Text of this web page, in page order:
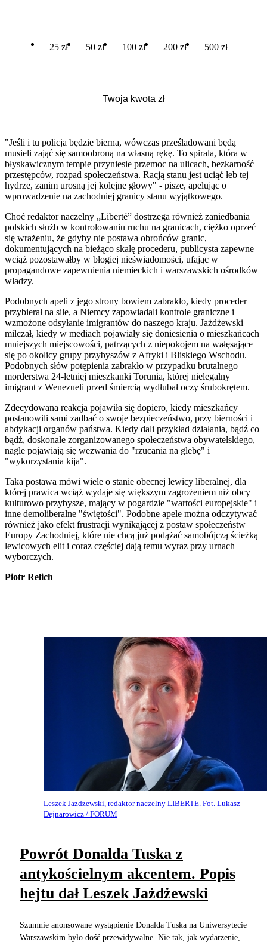
25 zł 50 zł 100 zł 200 zł 500 zł
"Jeśli i tu policja będzie bierna, wówczas prześladowani będą
musieli zająć się samoobroną na własną rękę. To spirala, która w
błyskawicznym tempie przyniesie przemoc na ulicach, bezkarność
przestępców, rozpad społeczeństwa. Racją stanu jest uciąć łeb tej
hydrze, zanim urosną jej kolejne głowy" - pisze, apelując o
wprowadzenie na zachodniej granicy stanu wyjątkowego.
Choć redaktor naczelny „Liberté” dostrzega również zaniedbania
polskich służb w kontrolowaniu ruchu na granicach, ciężko oprzeć
się wrażeniu, że gdyby nie postawa obrońców granic,
dokumentujących na bieżąco skalę procederu, publicysta zapewne
wciąż pozostawałby w błogiej nieświadomości, ufając w
propagandowe zapewnienia niemieckich i warszawskich ośrodków
władzy.
Podobnych apeli z jego strony bowiem zabrakło, kiedy proceder
przybierał na sile, a Niemcy zapowiadali kontrole graniczne i
wzmożone odsyłanie imigrantów do naszego kraju. Jażdżewski
milczał, kiedy w mediach pojawiały się doniesienia o mieszkańcach
mniejszych miejscowości, patrzących z niepokojem na wałęsające
się po okolicy grupy przybyszów z Afryki i Bliskiego Wschodu.
Podobnych słów potępienia zabrakło w przypadku brutalnego
morderstwa 24-letniej mieszkanki Torunia, której nielegalny
imigrant z Wenezueli przed śmiercią wydłubał oczy śrubokrętem.
Zdecydowana reakcja pojawiła się dopiero, kiedy mieszkańcy
postanowili sami zadbać o swoje bezpieczeństwo, przy bierności i
abdykacji organów państwa. Kiedy dali przykład działania, bądź co
bądź, doskonale zorganizowanego społeczeństwa obywatelskiego,
nagle pojawiają się wezwania do "rzucania na glebę" i
"wykorzystania kija".
Taka postawa mówi wiele o stanie obecnej lewicy liberalnej, dla
której prawica wciąż wydaje się większym zagrożeniem niż obcy
kulturowo przybysze, mający w pogardzie "wartości europejskie" i
inne demoliberalne "świętości". Podobne apele można odczytywać
również jako efekt frustracji wynikającej z postaw społeczeństw
Europy Zachodniej, które nie chcą już podążać samobójczą ścieżką
lewicowych elit i coraz częściej dają temu wyraz przy urnach
wyborczych.
Piotr Relich
Leszek Jazdzewski, redaktor naczelny LIBERTE. Fot. Lukasz
Dejnarowicz / FORUM
Powrót Donalda Tuska z
antykościelnym akcentem. Popis
hejtu dał Leszek Jażdżewski
Szumnie anonsowane wystąpienie Donalda Tuska na Uniwersytecie
Warszawskim było dość przewidywalne. Nie tak, jak wydarzenie,